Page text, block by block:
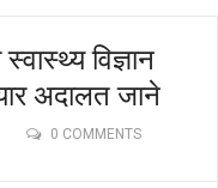
विज्ञान
अदालत जाने
0 COMMENTS